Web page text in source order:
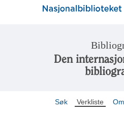
Den
Søk Verkliste